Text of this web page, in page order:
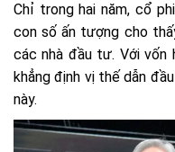
Chỉ trong hai năm, cổ
con số ấn tượng cho
các nhà đầu tư. Với vốn
khẳng định vị thế dẫn
này.